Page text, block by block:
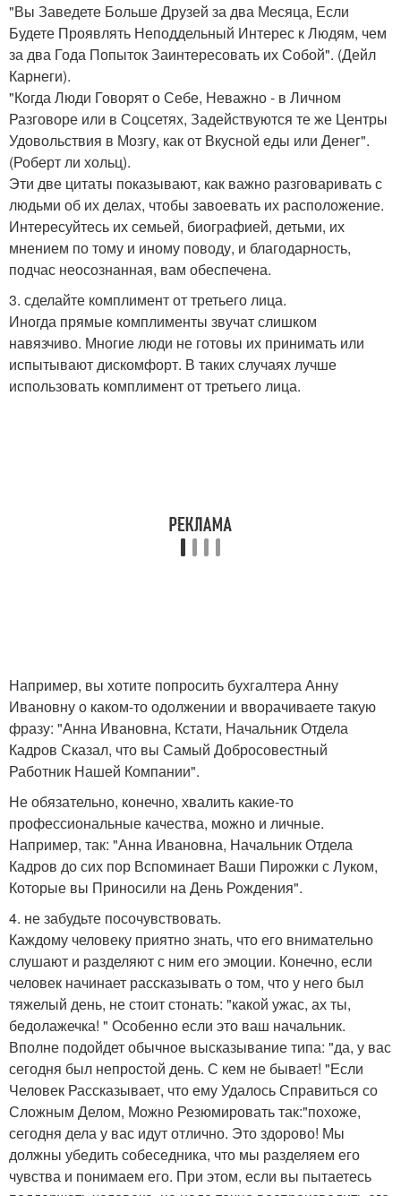
"Вы Заведете Больше Друзей за два Месяца, Если
Будете Проявлять Неподдельный Интерес к Людям, чем
за два Года Попыток Заинтересовать их Собой". (Дейл
Карнеги).
"Когда Люди Говорят о Себе, Неважно - в Личном
Разговоре или в Соцсетях, Задействуются те же Центры
Удовольствия в Мозгу, как от Вкусной еды или Денег".
(Роберт ли хольц).
Эти две цитаты показывают, как важно разговаривать с
людьми об их делах, чтобы завоевать их расположение.
Интересуйтесь их семьей, биографией, детьми, их
мнением по тому и иному поводу, и благодарность,
подчас неосознанная, вам обеспечена.
3. сделайте комплимент от третьего лица.
Иногда прямые комплименты звучат слишком
навязчиво. Многие люди не готовы их принимать или
испытывают дискомфорт. В таких случаях лучше
использовать комплимент от третьего лица.
Например, вы хотите попросить бухгалтера Анну
Ивановну о каком-то одолжении и вворачиваете такую
фразу: "Анна Ивановна, Кстати, Начальник Отдела
Кадров Сказал, что вы Самый Добросовестный
Работник Нашей Компании".
Не обязательно, конечно, хвалить какие-то
профессиональные качества, можно и личные.
Например, так: "Анна Ивановна, Начальник Отдела
Кадров до сих пор Вспоминает Ваши Пирожки с Луком,
Которые вы Приносили на День Рождения".
4. не забудьте посочувствовать.
Каждому человеку приятно знать, что его внимательно
слушают и разделяют с ним его эмоции. Конечно, если
человек начинает рассказывать о том, что у него был
тяжелый день, не стоит стонать: "какой ужас, ах ты,
бедолажечка! " Особенно если это ваш начальник.
Вполне подойдет обычное высказывание типа: "да, у вас
сегодня был непростой день. С кем не бывает! "Если
Человек Рассказывает, что ему Удалось Справиться со
Сложным Делом, Можно Резюмировать так:"похоже,
сегодня дела у вас идут отлично. Это здорово! Мы
должны убедить собеседника, что мы разделяем его
чувства и понимаем его. При этом, если вы пытаетесь